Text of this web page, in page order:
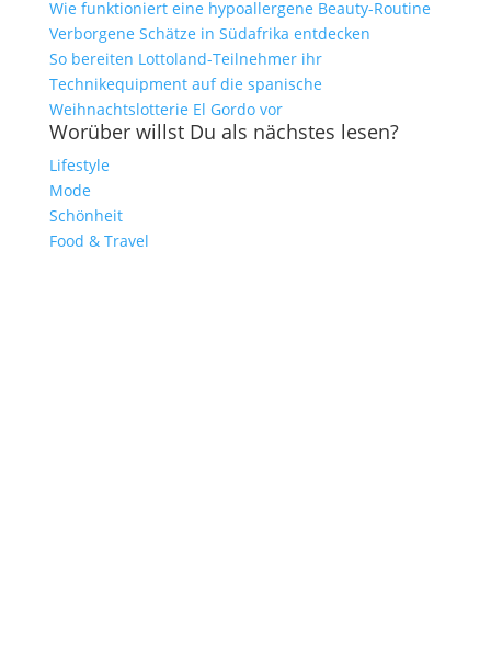
Wie funktioniert eine hypoallergene Beauty-Routine
Verborgene Schätze in Südafrika entdecken
So bereiten Lottoland-Teilnehmer ihr
Technikequipment auf die spanische
Weihnachtslotterie El Gordo vor
Worüber willst Du als nächstes lesen?
Lifestyle
Mode
Schönheit
Food & Travel